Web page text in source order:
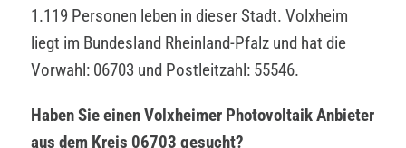
1.119 Personen leben in dieser Stadt. Volxheim
liegt im Bundesland Rheinland-Pfalz und hat die
Vorwahl: 06703 und Postleitzahl: 55546.
Haben Sie einen Volxheimer Photovoltaik Anbieter
aus dem Kreis 06703 gesucht?